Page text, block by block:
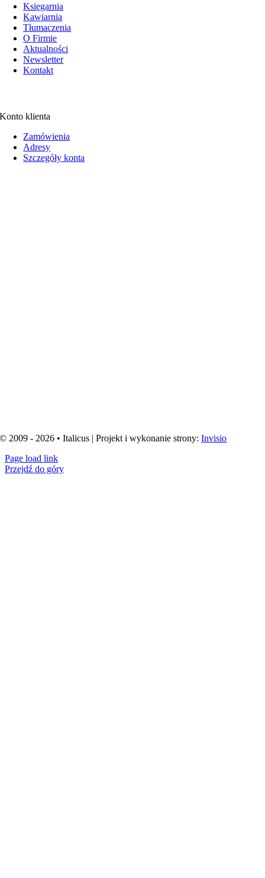
Księgarnia
Kawiarnia
Tłumaczenia
O Firmie
Aktualności
Newsletter
Kontakt
Konto klienta
Zamówienia
Adresy
Szczegóły konta
© 2009 - 2026 • Italicus | Projekt i wykonanie strony:Invisio
Page load link
Przejdź do góry